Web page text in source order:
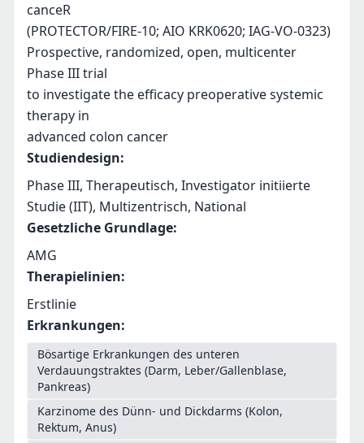
canceR
(PROTECTOR/FIRE-10; AIO KRK0620; IAG-VO-0323)
Prospective, randomized, open, multicenter
Phase III trial
to investigate the efficacy preoperative systemic
therapy in
advanced colon cancer
Studiendesign:
Phase III, Therapeutisch, Investigator initiierte
Studie (IIT), Multizentrisch, National
Gesetzliche Grundlage:
AMG
Therapielinien:
Erstlinie
Erkrankungen:
Bösartige Erkrankungen des unteren
Verdauungstraktes (Darm, Leber/Gallenblase,
Pankreas)
Karzinome des Dünn- und Dickdarms (Kolon,
Rektum, Anus)